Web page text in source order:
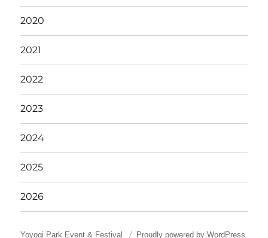
2020
2021
2022
2023
2024
2025
2026
Yoyogi Park Event & Festival Proudly powered by WordPress